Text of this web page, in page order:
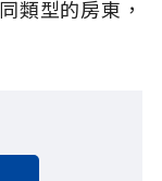
類型的房東，